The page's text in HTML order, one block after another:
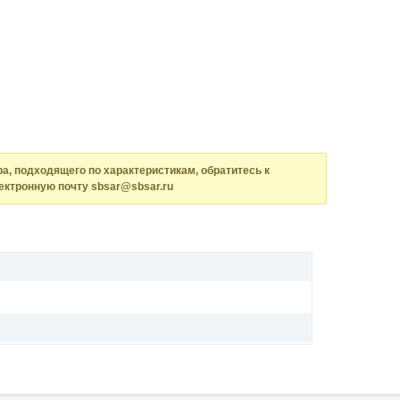
по характеристикам, обратитесь к
почту sbsar@sbsar.ru